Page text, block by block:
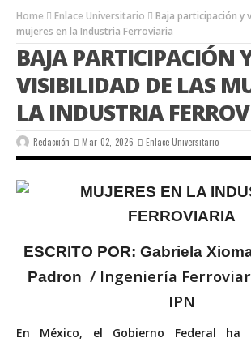
Home Enlace Universitario
Baja participación y
mujeres en la Industria Ferroviaria
BAJA PARTICIPACIÓN
VISIBILIDAD DE LAS
LA INDUSTRIA
Redacción Mar 02, 2026 Enlace Universitario
ESCRITO POR: Gabriela
Padron / Ingeniería
IPN
En México, el Gobierno Federal ha